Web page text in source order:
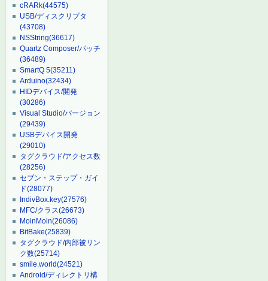
cRARk(44575)
USB/ディスクリプタ
(43708)
NSString(36617)
Quartz Composer/パッチ
(36489)
SmartQ 5(35211)
Arduino(32434)
HIDデバイス/開発
(30286)
Visual Studio/バージョン
(29439)
USBデバイス開発
(29010)
タグクラウド/アクセス数
(28256)
セブン・ステップ・ガイ
ド(28077)
IndivBox.key(27576)
MFC/クラス(26673)
MoinMoin(26086)
BitBake(25839)
タグクラウド/内部被リン
ク数(25714)
smile.world(24521)
Android/ディレクトリ構